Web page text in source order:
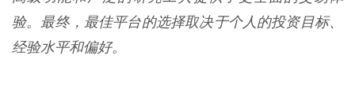
验。最终，最佳平台的选择取决于个人的投资目标、
经验水平和偏好。